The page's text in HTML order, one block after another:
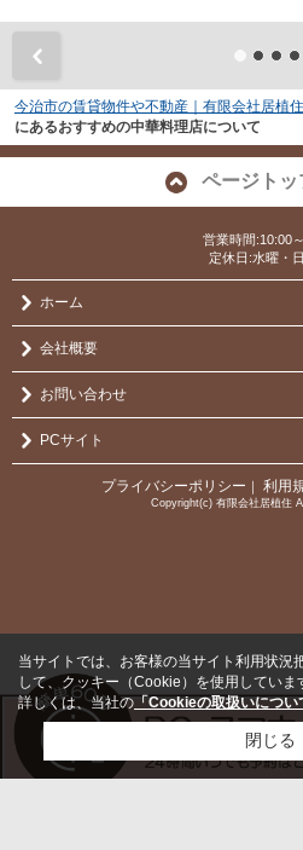
今治市の賃貸物件や不動産｜有限会社居植住
にあるおすすめの中華料理店について
ページトッ
営業時間:10:00
定休日:水曜・
ホーム
会社概要
お問い合わせ
PCサイト
プライバシーポリシー ｜ 利用
Copyright(c) 有限会社居植住
当サイトでは、お客様の当サイト利用状況
して、クッキー（Cookie）を使用していま
詳しくは、当社の 「Cookieの取扱いについ
閉じる